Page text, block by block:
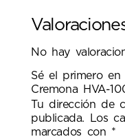
No hay
Sé el primero en
Cremona HVA-
Tu dirección de
publicada.
Los
marcados con *